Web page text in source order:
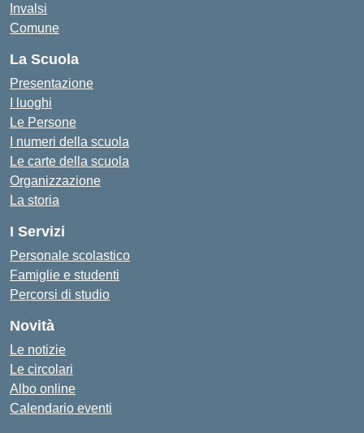
Invalsi
Comune
La Scuola
Presentazione
I luoghi
Le Persone
I numeri della scuola
Le carte della scuola
Organizzazione
La storia
I Servizi
Personale scolastico
Famiglie e studenti
Percorsi di studio
Novità
Le notizie
Le circolari
Albo online
Calendario eventi